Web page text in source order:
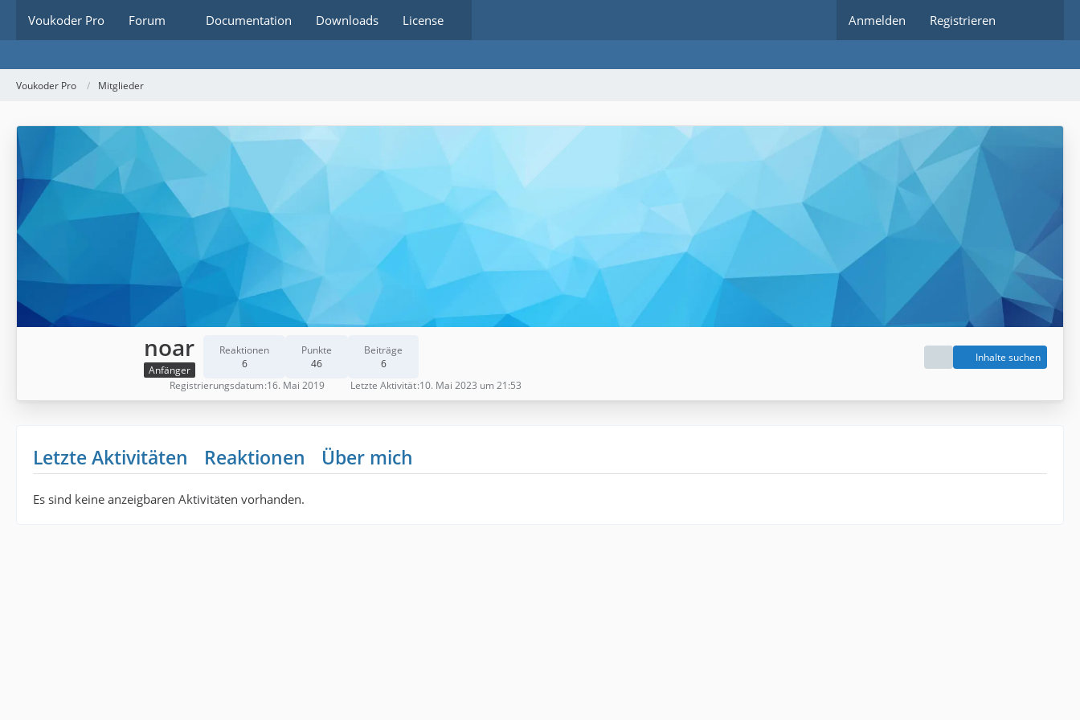
Voukoder Pro Forum Documentation Downloads License Anmelden Registrieren
Voukoder Pro Mitglieder
noar
Anfänger
Reaktionen
6
Punkte
46
Beiträge
6
Inhalte suchen
Registrierungsdatum 16. Mai 2019 Letzte Aktivität 10. Mai 2023 um 21:53
Letzte Aktivitäten Reaktionen Über mich
Es sind keine anzeigbaren Aktivitäten vorhanden.